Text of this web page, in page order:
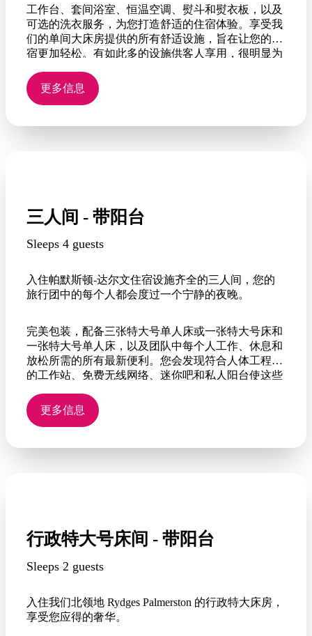
工作台、套间浴室、恒温空调、熨斗和熨衣板，以及
可选的洗衣服务，为您打造舒适的住宿体验。享受我
们的单间大床房提供的所有舒适设施，旨在让您的住
宿更加轻松。有如此多的设施供客人享用，很明显为
出。更多信息
三人间 - 带阳台
Sleeps 4 guests
入住帕默斯顿-达尔文住宿设施齐全的三人间，您的
旅行团中的每个人都会度过一个宁静的夜晚。
完美包装，配备三张特大号单人床或一张特大号床和
一张特大号单人床，以及团队中每个人工作、休息和
放松所需的所有最新便利。您会发现符合人体工程学
的工作站、免费无线网络、迷你吧和私人阳台使这些
之所。
更多信息
行政特大号床间 - 带阳台
Sleeps 2 guests
入住我们北领地 Rydges Palmerston 的行政特大床房，
享受您应得的奢华。